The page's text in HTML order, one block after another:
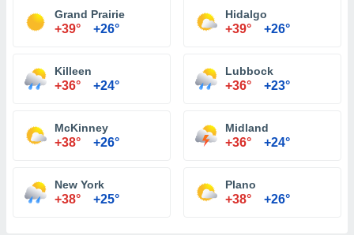
Grand Prairie
+39° +26°
Hidalgo
+39° +26°
Killeen
+36° +24°
Lubbock
+36° +23°
McKinney
+38° +26°
Midland
+36° +24°
New York
+38° +25°
Plano
+38° +26°